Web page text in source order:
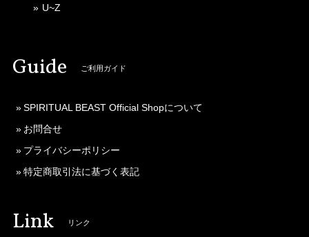
U~Z
Guide ご利用ガイド
SPIRITUAL BEAST Official Shopについて
お問合せ
プライバシーポリシー
特定商取引法に基づく表記
Link リンク